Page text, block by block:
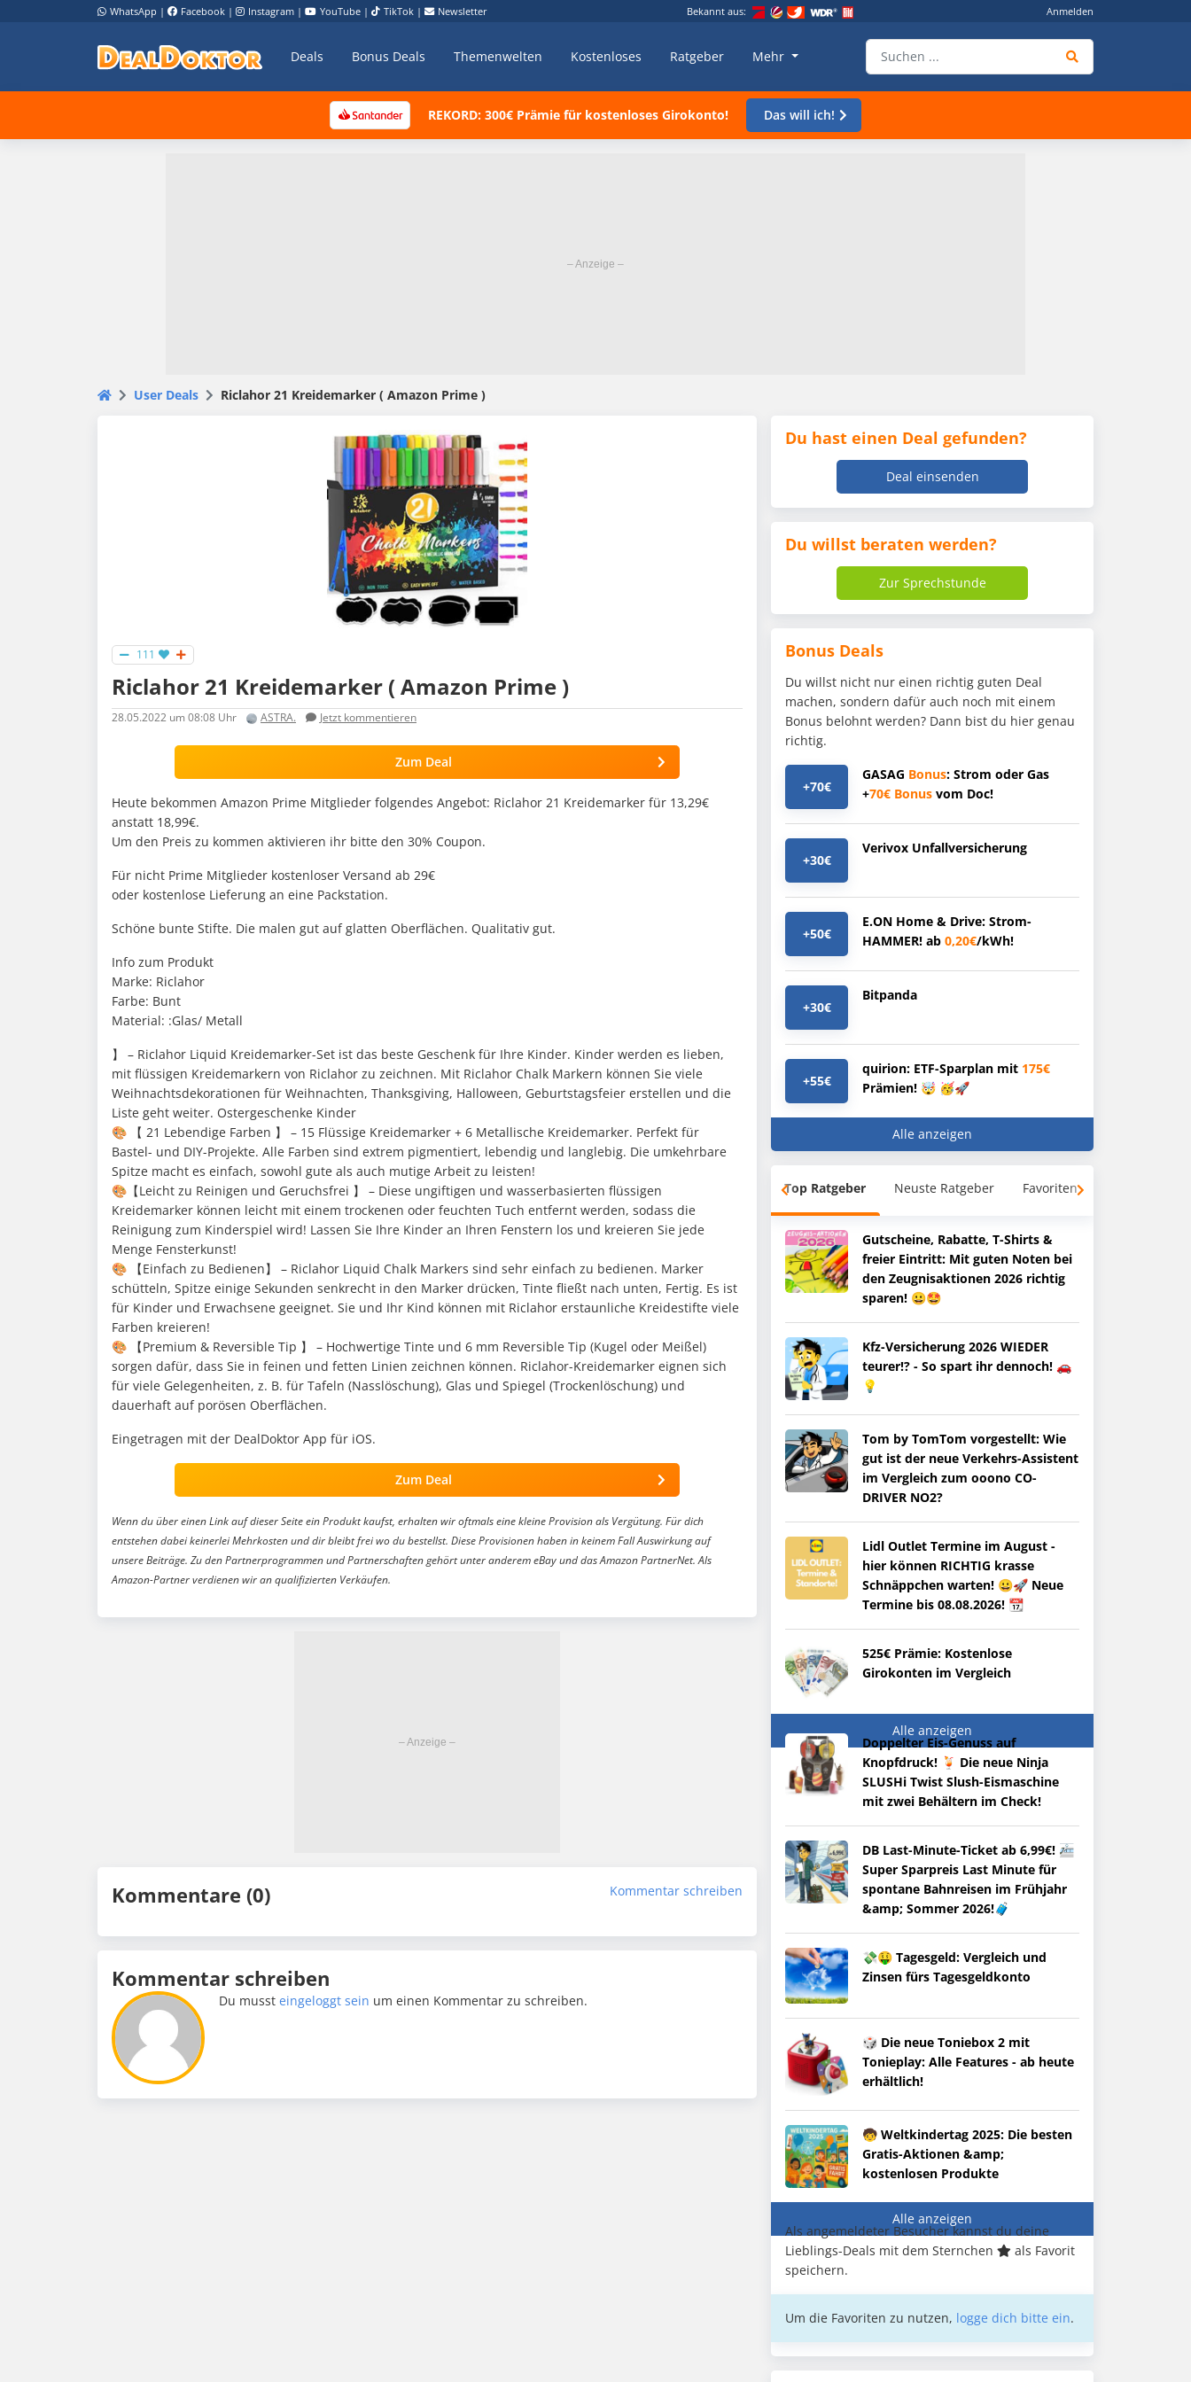
WhatsApp | Facebook | Instagram | YouTube | TikTok | Newsletter Bekannt aus: Anmelden
Deals Bonus Deals Themenwelten Kostenloses Ratgeber Mehr
REKORD: 300€ Prämie für kostenloses Girokonto! Das will ich!
User Deals Riclahor 21 Kreidemarker ( Amazon Prime )
111
Riclahor 21 Kreidemarker ( Amazon Prime )
28.05.2022 um 08:08 Uhr ASTRA. Jetzt kommentieren
Zum Deal
Heute bekommen Amazon Prime Mitglieder folgendes Angebot: Riclahor 21 Kreidemarker für 13,29€
anstatt 18,99€.
Um den Preis zu kommen aktivieren ihr bitte den 30% Coupon.
Für nicht Prime Mitglieder kostenloser Versand ab 29€
oder kostenlose Lieferung an eine Packstation.
Schöne bunte Stifte. Die malen gut auf glatten Oberflächen. Qualitativ gut.
Info zum Produkt
Marke: Riclahor
Farbe: Bunt
Material: :Glas/ Metall
】 – Riclahor Liquid Kreidemarker-Set ist das beste Geschenk für Ihre Kinder. Kinder werden es lieben,
mit flüssigen Kreidemarkern von Riclahor zu zeichnen. Mit Riclahor Chalk Markern können Sie viele
Weihnachtsdekorationen für Weihnachten, Thanksgiving, Halloween, Geburtstagsfeier erstellen und die
Liste geht weiter. Ostergeschenke Kinder
🎨 【 21 Lebendige Farben 】 – 15 Flüssige Kreidemarker + 6 Metallische Kreidemarker. Perfekt für
Bastel- und DIY-Projekte. Alle Farben sind extrem pigmentiert, lebendig und langlebig. Die umkehrbare
Spitze macht es einfach, sowohl gute als auch mutige Arbeit zu leisten!
🎨【Leicht zu Reinigen und Geruchsfrei 】 – Diese ungiftigen und wasserbasierten flüssigen
Kreidemarker können leicht mit einem trockenen oder feuchten Tuch entfernt werden, sodass die
Reinigung zum Kinderspiel wird! Lassen Sie Ihre Kinder an Ihren Fenstern los und kreieren Sie jede
Menge Fensterkunst!
🎨 【Einfach zu Bedienen】 – Riclahor Liquid Chalk Markers sind sehr einfach zu bedienen. Marker
schütteln, Spitze einige Sekunden senkrecht in den Marker drücken, Tinte fließt nach unten, Fertig. Es ist
für Kinder und Erwachsene geeignet. Sie und Ihr Kind können mit Riclahor erstaunliche Kreidestifte viele
Farben kreieren!
🎨 【Premium & Reversible Tip 】 – Hochwertige Tinte und 6 mm Reversible Tip (Kugel oder Meißel)
sorgen dafür, dass Sie in feinen und fetten Linien zeichnen können. Riclahor-Kreidemarker eignen sich
für viele Gelegenheiten, z. B. für Tafeln (Nasslöschung), Glas und Spiegel (Trockenlöschung) und
dauerhaft auf porösen Oberflächen.
Eingetragen mit der DealDoktor App für iOS.
Zum Deal
Wenn du über einen Link auf dieser Seite ein Produkt kaufst, erhalten wir oftmals eine kleine Provision als Vergütung. Für dich
entstehen dabei keinerlei Mehrkosten und dir bleibt frei wo du bestellst. Diese Provisionen haben in keinem Fall Auswirkung auf
unsere Beiträge. Zu den Partnerprogrammen und Partnerschaften gehört unter anderem eBay und das Amazon PartnerNet. Als
Amazon-Partner verdienen wir an qualifizierten Verkäufen.
Kommentare (0) Kommentar schreiben
Kommentar schreiben
Du mussteingeloggt sein um einen Kommentar zu schreiben.
Du hast einen Deal gefunden?
Deal einsenden
Du willst beraten werden?
Zur Sprechstunde
Bonus Deals
Du willst nicht nur einen richtig guten Deal
machen, sondern dafür auch noch mit einem
Bonus belohnt werden? Dann bist du hier genau
richtig.
+70€
GASAG Bonus: Strom oder Gas
+70€ Bonus vom Doc!
+30€
Verivox Unfallversicherung
+50€
E.ON Home & Drive: Strom-
HAMMER! ab 0,20€/kWh!
+30€
Bitpanda
+55€
quirion: ETF-Sparplan mit 175€
Prämien! 🤯 🥳🚀
Alle anzeigen
Top Ratgeber Neuste Ratgeber Favoriten
Gutscheine, Rabatte, T-Shirts &
freier Eintritt: Mit guten Noten bei
den Zeugnisaktionen 2026 richtig
sparen! 😀🤩
Kfz-Versicherung 2026 WIEDER
teurer!? - So spart ihr dennoch! 🚗
💡
Tom by TomTom vorgestellt: Wie
gut ist der neue Verkehrs-Assistent
im Vergleich zum ooono CO-
DRIVER NO2?
Lidl Outlet Termine im August -
hier können RICHTIG krasse
Schnäppchen warten! 😀🚀 Neue
Termine bis 08.08.2026! 📆
525€ Prämie: Kostenlose
Girokonten im Vergleich
Alle anzeigen
Doppelter Eis-Genuss auf
Knopfdruck! 🍹 Die neue Ninja
SLUSHi Twist Slush-Eismaschine
mit zwei Behältern im Check!
DB Last-Minute-Ticket ab 6,99€! 🚈
Super Sparpreis Last Minute für
spontane Bahnreisen im Frühjahr
&amp; Sommer 2026!🧳
💸🤑 Tagesgeld: Vergleich und
Zinsen fürs Tagesgeldkonto
🎲 Die neue Toniebox 2 mit
Tonieplay: Alle Features - ab heute
erhältlich!
🧒 Weltkindertag 2025: Die besten
Gratis-Aktionen &amp;
kostenlosen Produkte
Alle anzeigen
Als angemeldeter Besucher kannst du deine
Lieblings-Deals mit dem Sternchen
als Favorit
speichern.
Um die Favoriten zu nutzen, logge dich bitte ein.